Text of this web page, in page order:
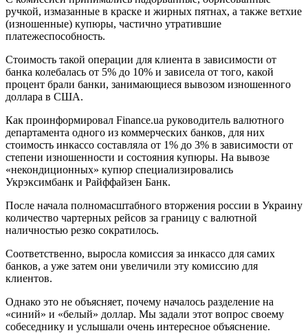
ручкой, измазанные в краске и жирных пятнах, а также ветхие
(изношенные) купюры, частично утратившие
платежеспособность.
Стоимость такой операции для клиента в зависимости от
банка колебалась от 5% до 10% и зависела от того, какой
процент брали банки, занимающиеся вывозом изношенного
доллара в США.
Как проинформировал Finance.ua руководитель валютного
департамента одного из коммерческих банков, для них
стоимость инкассо составляла от 1% до 3% в зависимости от
степени изношенности и состояния купюры. На вывозе
«некондиционных» купюр специализировались
Укрэксимбанк и Райффайзен Банк.
После начала полномасштабного вторжения россии в Украину
количество чартерных рейсов за границу с валютной
наличностью резко сократилось.
Соответственно, выросла комиссия за инкассо для самих
банков, а уже затем они увеличили эту комиссию для
клиентов.
Однако это не объясняет, почему началось разделение на
«синий» и «белый» доллар. Мы задали этот вопрос своему
собеседнику и услышали очень интересное объяснение.